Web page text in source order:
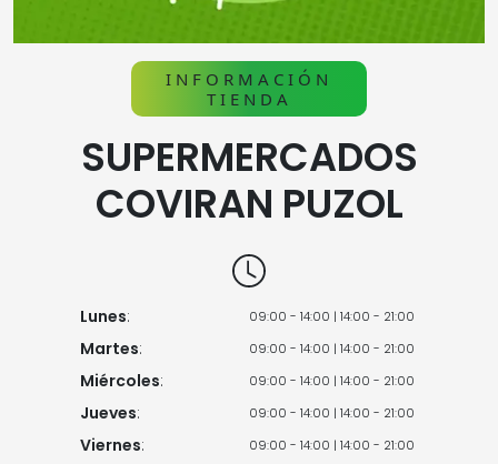
INFORMACIÓN
TIENDA
SUPERMERCADOS
COVIRAN PUZOL
Lunes: 09:00 - 14:00 | 14:00 - 21:00
Martes: 09:00 - 14:00 | 14:00 - 21:00
Miércoles: 09:00 - 14:00 | 14:00 - 21:00
Jueves: 09:00 - 14:00 | 14:00 - 21:00
Viernes: 09:00 - 14:00 | 14:00 - 21:00